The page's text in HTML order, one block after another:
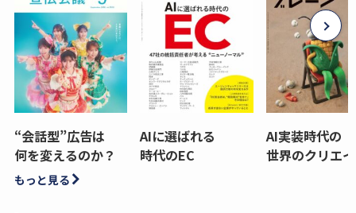
“会話型”広告は
何を変えるのか？
AIに選ばれる
時代のEC
AI実装時代の
世界のクリエ
もっと見る